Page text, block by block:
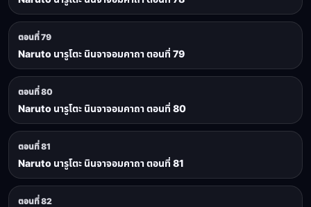
ตอนที่ 79
Naruto นารูโตะ นินจาจอมคาถา ตอนที่ 79
ตอนที่ 80
Naruto นารูโตะ นินจาจอมคาถา ตอนที่ 80
ตอนที่ 81
Naruto นารูโตะ นินจาจอมคาถา ตอนที่ 81
ตอนที่ 82